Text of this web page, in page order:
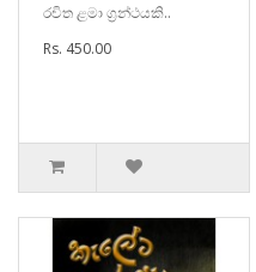
රචිත ළමා ග්‍රන්ථයකි..
Rs. 450.00